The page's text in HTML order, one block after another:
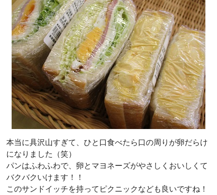
本当に具沢山すぎて、ひと口食べたら口の周りが卵だらけ
になりました（笑）
パンはふわふわで、卵とマヨネーズがやさしくおいしくて
バクバクいけます！！
このサンドイッチを持ってピクニックなども良いですね！